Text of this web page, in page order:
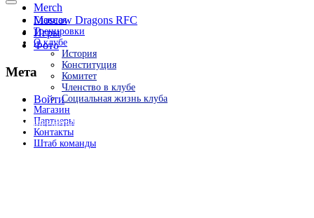
Главная
Тренировки
О клубе
История
Конституция
Комитет
Членство в клубе
Социальная жизнь клуба
Магазин
Партнеры
Контакты
Штаб команды
Merch
Moscow Dragons RFC
Игры
Фото
Мета
Войти
committee@mdrfc.com MDRFC Тема от SKT Themes